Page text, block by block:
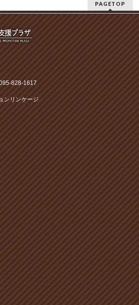
PAGETOP
828-1617
ンリンケージ